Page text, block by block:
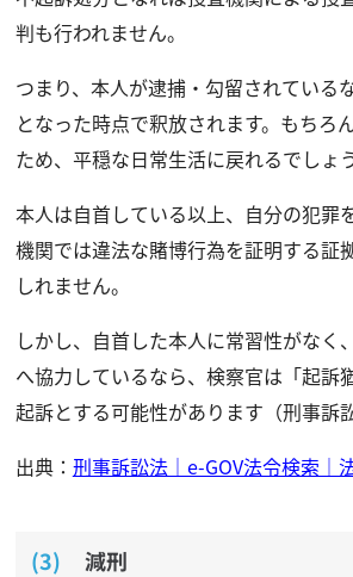
判も行われません。
つまり、本人が逮捕・勾留されている
となった時点で釈放されます。もちろ
ため、平穏な日常生活に戻れるでしょう
本人は自首している以上、自分の犯罪
機関では違法な賭博行為を証明する証
しれません。
しかし、自首した本人に常習性がなく
へ協力しているなら、検察官は「起訴
起訴とする可能性があります（刑事訴
出典： 刑事訴訟法｜e-GOV法令検索｜
減刑